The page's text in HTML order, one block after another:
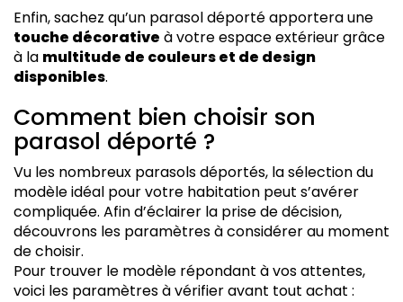
Enfin, sachez qu’un parasol déporté apportera une
touche décorative à votre espace extérieur grâce
à la multitude de couleurs et de design
disponibles.
Comment bien choisir son
parasol déporté ?
Vu les nombreux parasols déportés, la sélection du
modèle idéal pour votre habitation peut s’avérer
compliquée. Afin d’éclairer la prise de décision,
découvrons les paramètres à considérer au moment
de choisir.
Pour trouver le modèle répondant à vos attentes,
voici les paramètres à vérifier avant tout achat :